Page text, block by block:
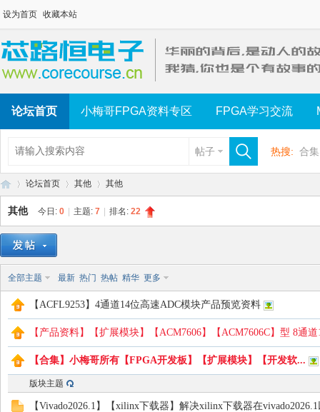
设为首页 收藏本站
论坛首页 小梅哥FPGA资料专区 FPGA学习交流
帖子 热搜: 合集
»
论坛首页 其他 其他
其他 今日: 0 主题: 7 排名: 22
全部主题 最新 热门 热帖 精华 更多
【ACFL9253】4通道14位高速ADC模块产品预览资料
【产品资料】【扩展模块】【ACM7606】【ACM7606C】型 8通
【合集】小梅哥所有【FPGA开发板】【扩展模块】【开发软...
版块主题
【Vivado2026.1】【xilinx下载器】解决xilinx下载器在